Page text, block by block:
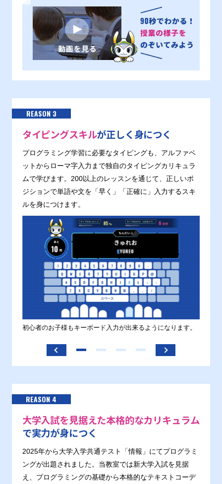
REASON 3
タイピングスキルが正しく身につく
プログラミング学習に必要なタイピングも、アルファベ
ットからローマ字入力まで独自のタイピングカリキュラ
ムで学びます。200以上のレッスンを通じて、正しいポ
ジションで単語や文を「早く」「正確に」入力するスキ
ルを身につけます。
初心者のお子様もキーボード入力が出来るようになります。
REASON 4
大学入試を見据えた本格的なカリキュラム
で実力が身につく
2025年から大学入学共通テスト「情報」にてプログラミ
ングが出題されました。当教室では新大学入試を見据
え、プログラミングの基礎から本格的なテキストコーデ